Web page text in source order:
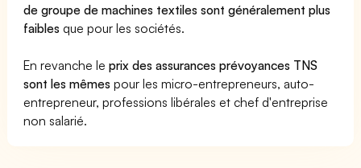
de groupe de machines textiles sont généralement plus
faibles que pour les sociétés.
En revanche leprix des assurances prévoyances TNS
sont les mêmes pour les micro-entrepreneurs, auto-
entrepreneur, professions libérales et chef d'entreprise
non salarié.